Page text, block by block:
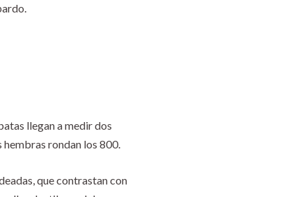
llegan a medir dos
hembras rondan los 800.
que contrastan con